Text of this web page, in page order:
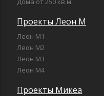
Проекты Леон М
Леон М1
Леон М2
Леон М3
Леон М4
Проекты Микеа